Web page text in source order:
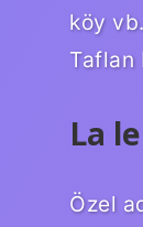
köy
Taflan
La
Özel